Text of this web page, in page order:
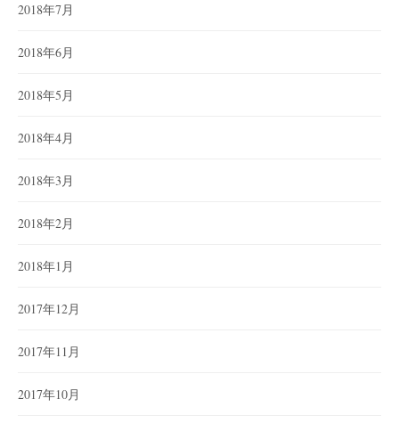
2018年7月
2018年6月
2018年5月
2018年4月
2018年3月
2018年2月
2018年1月
2017年12月
2017年11月
2017年10月